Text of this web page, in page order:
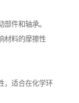
件和轴承。
材料的摩擦性
，适合在化学环